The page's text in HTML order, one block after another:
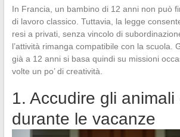
In Francia, un bambino di 12 anni non può
di lavoro classico. Tuttavia, la legge
resi a privati, senza vincolo di
l’attività rimanga compatibile con la scuola.
già a 12 anni si basa quindi su missioni
volte un po’ di creatività.
1. Accudire gli animali
durante le vacanze